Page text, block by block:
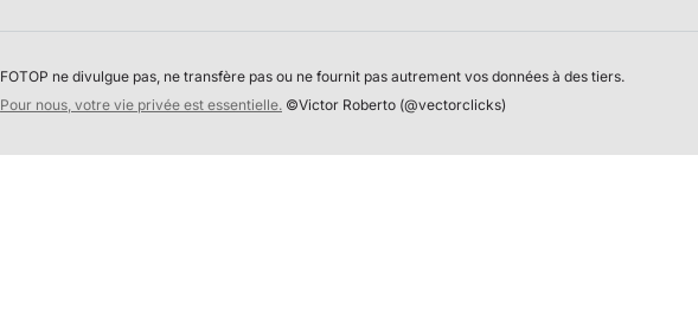
FOTOP ne divulgue pas, ne transfère pas ou ne fournit pas autrement vos données à des tiers.
Pour nous, votre vie privée est essentielle. ©Victor Roberto (@vectorclicks)